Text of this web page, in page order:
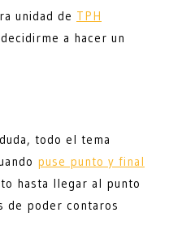
unidad de TPH
a hacer un
todo el tema
puse punto y final
hasta llegar al punto
de poder contaros